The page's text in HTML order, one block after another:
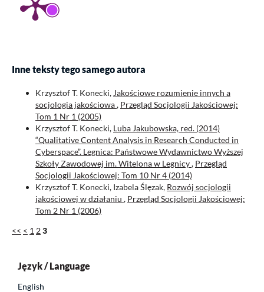
Inne teksty tego samego autora
Krzysztof T. Konecki, Jakościowe rozumienie innych a
socjologia jakościowa, Przegląd Socjologii Jakościowej:
Tom 1 Nr 1 (2005)
Krzysztof T. Konecki, Luba Jakubowska, red. (2014)
“Qualitative Content Analysis in Research Conducted in
Cyberspace”. Legnica: Państwowe Wydawnictwo Wyższej
Szkoły Zawodowej im. Witelona w Legnicy, Przegląd
Socjologii Jakościowej: Tom 10 Nr 4 (2014)
Krzysztof T. Konecki, Izabela Ślęzak, Rozwój socjologii
jakościowej w działaniu , Przegląd Socjologii Jakościowej:
Tom 2 Nr 1 (2006)
<< < 1 23
Język / Language
English